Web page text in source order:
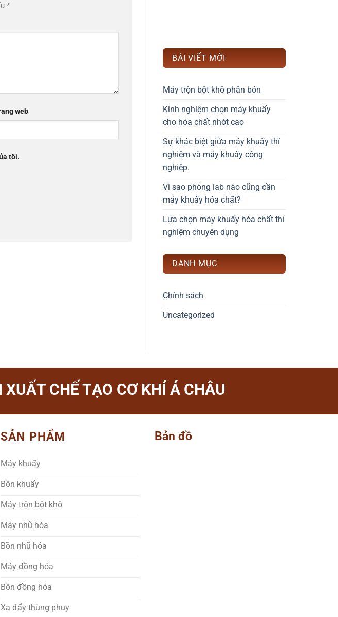
*
web
tôi.
BÀI VIẾT MỚI
Máy trộn bột khô phân bón
Kinh nghiệm chọn máy khuấy
cho hóa chất nhớt cao
Sự khác biệt giữa máy khuấy thí
nghiệm và máy khuấy công
nghiệp.
Vì sao phòng lab nào cũng cần
máy khuấy hóa chất?
Lựa chọn máy khuấy hóa chất thí
nghiệm chuyên dụng
DANH MỤC
Chính sách
Uncategorized
CHẾ TẠO CƠ KHÍ Á CHÂU
SẢN PHẨM
Máy khuấy
Bồn khuấy
Máy trộn bột khô
Máy nhũ hóa
Bồn nhũ hóa
Máy đồng hóa
Bồn đồng hóa
Xa đẩy thùng phuy
Bản đồ